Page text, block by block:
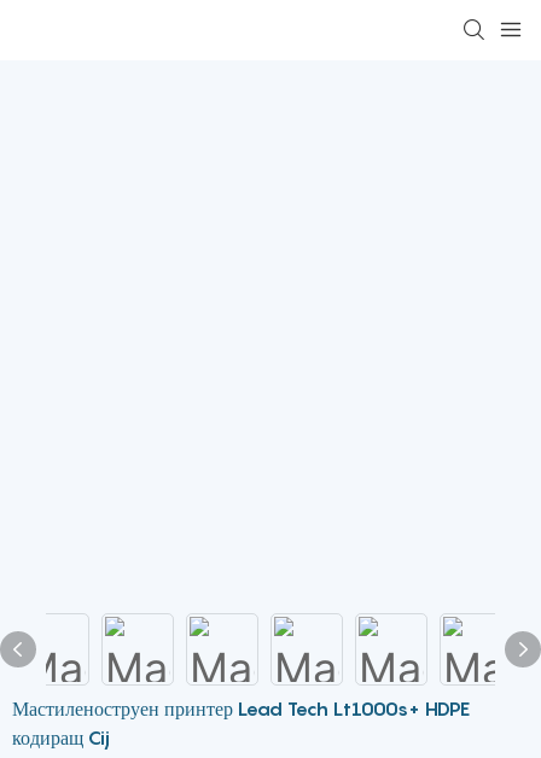
Мастиленоструен принтер Lead Tech Lt1000s+ HDPE
кодиращ Cij